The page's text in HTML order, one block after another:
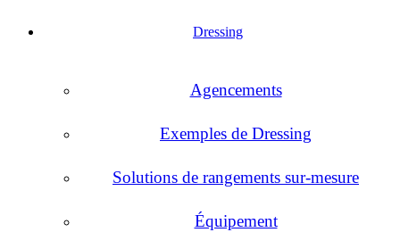
Dressing
Agencements
Exemples de Dressing
Solutions de rangements sur-mesure
Équipement